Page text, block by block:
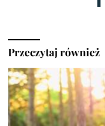
Przeczytaj również